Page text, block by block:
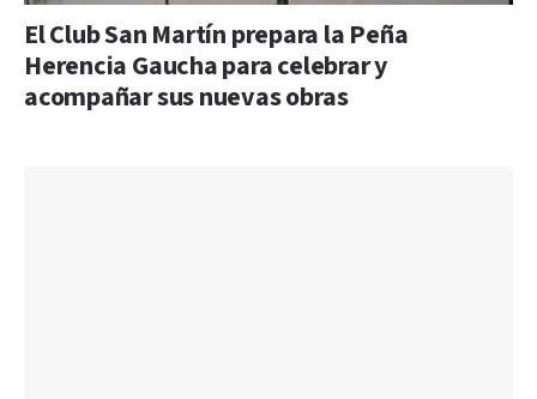
El Club San Martín prepara la Peña
Herencia Gaucha para celebrar y
acompañar sus nuevas obras